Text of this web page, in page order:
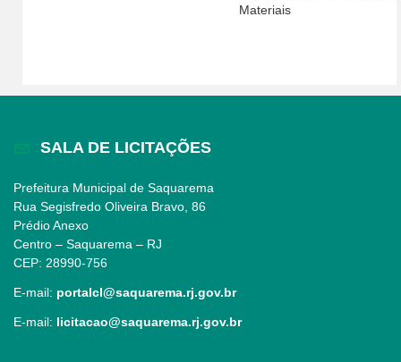
Materiais
SALA DE LICITAÇÕES
Prefeitura Municipal de Saquarema
Rua Segisfredo Oliveira Bravo, 86
Prédio Anexo
Centro – Saquarema – RJ
CEP: 28990-756
E-mail: portalcl@saquarema.rj.gov.br
E-mail: licitacao@saquarema.rj.gov.br